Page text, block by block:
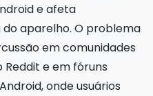
e afeta
aparelho. O problema
em comunidades
e em fóruns
onde usuários